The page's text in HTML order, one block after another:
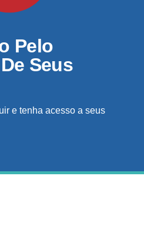
Pelo
Seus
e tenha acesso a seus